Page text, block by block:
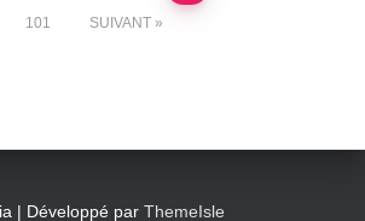
101 SUIVANT
| Développé par ThemeIsle